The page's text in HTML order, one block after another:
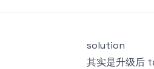
solution
其实是升级后